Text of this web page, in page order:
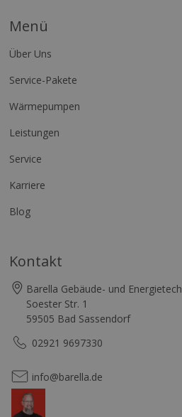
Komm
Menü
Über Uns
Service-Pakete
Wärmepumpen
Leistungen
Service
Karriere
Blog
Kontakt
Barella Gebäude- und
Soester Str. 1
59505 Bad Sassendorf
02921 9697330
info@barella.de